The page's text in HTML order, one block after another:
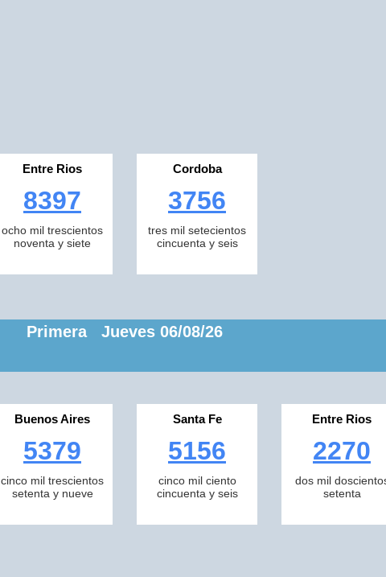
Entre Rios
8397
ocho mil trescientos
noventa y siete
Cordoba
3756
tres mil setecientos
cincuenta y seis
Primera Jueves 06/08/26
Buenos Aires
5379
cinco mil trescientos
setenta y nueve
Santa Fe
5156
cinco mil ciento
cincuenta y seis
Entre Rios
2270
dos mil
setenta